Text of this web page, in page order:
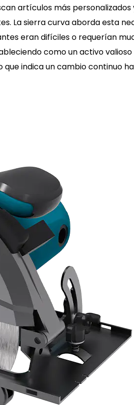
artículos más
La sierra curva aborda esta
eran difíciles o requerían
como un activo
indica un cambio continuo